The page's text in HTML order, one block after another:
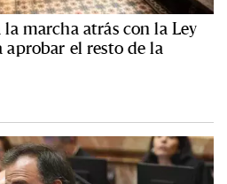
marcha atrás con la Ley
aprobar el resto de la